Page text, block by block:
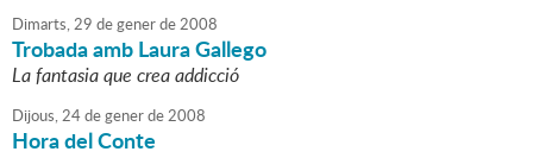
Dimarts,29 degenerde2008
Trobada amb Laura Gallego
La fantasia que crea addicció
Dijous,24degenerde2008
Hora del Conte